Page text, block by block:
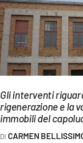
EVENTI
SPORT
Streaming
LAC TV
LAC NETWORK
LAC ONAIR
Gli interventi
rigenerazione e la
immobili del
CARMEN